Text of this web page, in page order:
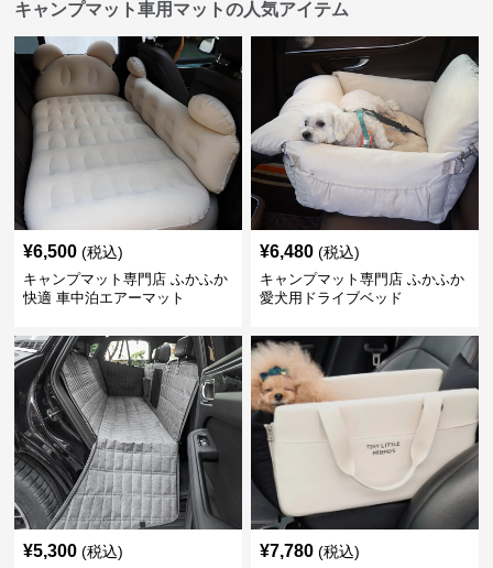
キャンプマット車用マットの人気アイテム
¥6,500 (税込)
キャンプマット専門店 ふかふか
快適 車中泊エアーマット
¥6,480 (税込)
キャンプマット専門店 ふかふか
愛犬用ドライブベッド
¥5,300 (税込) ¥7,780 (税込)